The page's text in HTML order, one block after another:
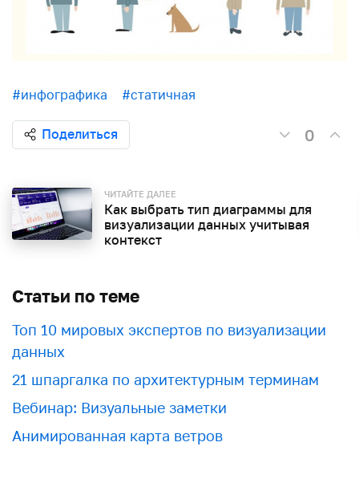
#инфографика #статичная
Поделиться 0
ЧИТАЙТЕ ДАЛЕЕ
Как выбрать тип диаграммы для
визуализации данных учитывая
контекст
Статьи по теме
Топ 10 мировых экспертов по визуализации
данных
21 шпаргалка по архитектурным терминам
Вебинар: Визуальные заметки
Анимированная карта ветров